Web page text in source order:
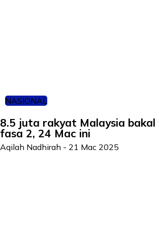
NASIONAL
8.5 juta rakyat Malaysia bakal
fasa 2, 24 Mac ini
Aqilah Nadhirah - 21 Mac 2025